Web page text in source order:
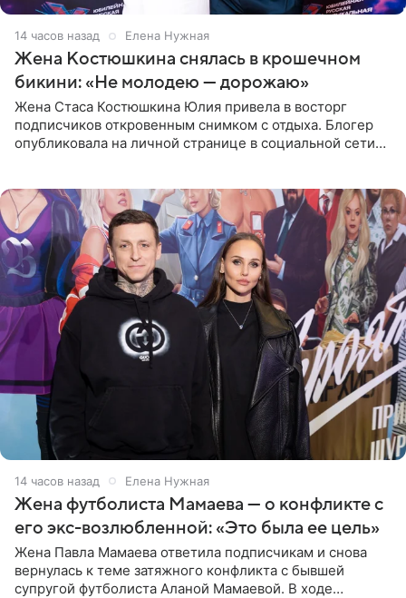
14 часов назад Елена Нужная
Жена Костюшкина снялась в крошечном
бикини: «Не молодею — дорожаю»
Жена Стаса Костюшкина Юлия привела в восторг
подписчиков откровенным снимком с отдыха. Блогер
опубликовала на личной странице в социальной сети
14 часов назад Елена Нужная
Жена футболиста Мамаева — о конфликте с
его экс-возлюбленной: «Это была ее цель»
Жена Павла Мамаева ответила подписчикам и снова
вернулась к теме затяжного конфликта с бывшей
супругой футболиста Аланой Мамаевой. В ходе